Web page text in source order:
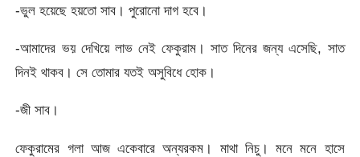
-ভুল হয়েছে হয়তো সাব। পুরোনো দাগ হবে।
-আমাদের ভয় দেখিয়ে লাভ নেই ফেকুরাম। সাত দিনের জন্য এসেছি, সাত
দিনই থাকব। সে তোমার যতই অসুবিধে হোক।
-জী সাব।
ফেকুরামের গলা আজ একেবারে অন্যরকম। মাথা নিচু। মনে মনে হাসে